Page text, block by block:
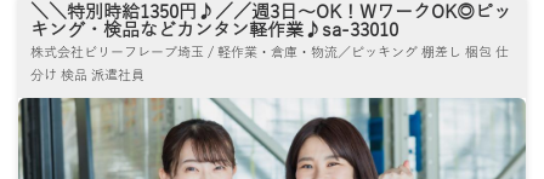
＼＼特別時給1350円♪／／週3日～OK！WワークOK◎ピッ
キング・検品などカンタン軽作業♪sa-33010
株式会社ビリーフレーブ埼玉 / 軽作業・倉庫・物流／ピッキング 棚差し 梱包 仕
分け 検品 派遣社員